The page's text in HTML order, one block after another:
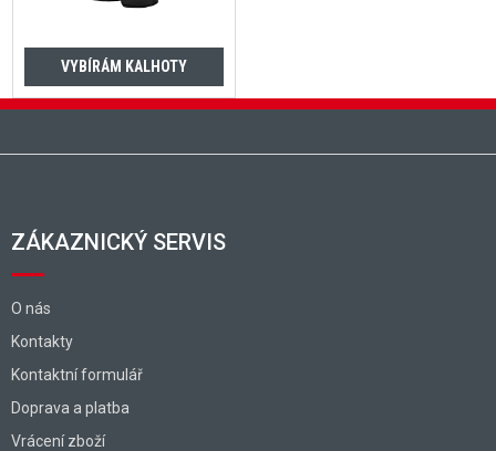
VYBÍRÁM KALHOTY
ZÁKAZNICKÝ SERVIS
O nás
Kontakty
Kontaktní formulář
Doprava a platba
Vrácení zboží